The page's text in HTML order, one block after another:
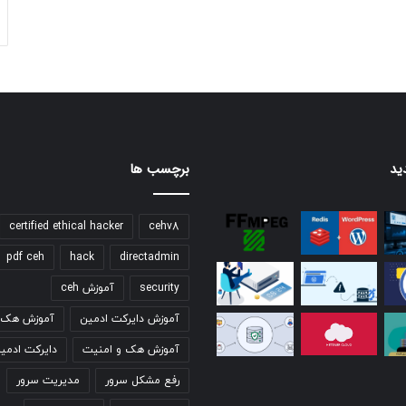
برچسب ها
cehv8
certified ethical hacker
directadmin
hack
pdf ceh
security آموزش ceh
آموزش دایرکت ادمین آموزش هک
آموزش هک و امنیت دایرکت
رفع مشکل سرور مدیریت سرور